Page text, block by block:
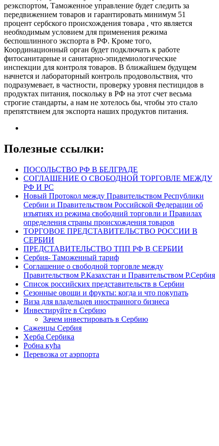
реэкспортом, Таможенное управление будет следить за
передвижением товаров и гарантировать минимум 51
процент сербского происхождения товара , что является
необходимым условием для применения режима
беспошлинного экспорта в РФ. Кроме того,
Координационный орган будет подключать к работе
фитосанитарные и санитарно-эпидемиологические
инспекции для контроля товаров. В ближайшем будущем
начнется и лабораторный контроль продовольствия, что
подразумевает, в частности, проверку уровня пестицидов в
продуктах питания, поскольку в РФ на этот счет весьма
строгие стандарты, а нам не хотелось бы, чтобы это стало
препятствием для экспорта наших продуктов питания.
Полезные ссылки:
ПОСОЛЬСТВО РФ В БЕЛГРАДЕ
СОГЛАШЕНИЕ О СВОБОДНОЙ ТОРГОВЛЕ МЕЖДУ
РФ И РС
Новый Протокол между Правительством Республики
Сербии и Правительством Российской Федерации об
изъятиях из режима свободний торговли и Правилах
определения страны происхождения товаров
ТОРГОВОЕ ПРЕДСТАВИТЕЛЬСТВО РОССИИ В
СЕРБИИ
ПРЕДСТАВИТЕЛЬСТВО ТПП РФ В СЕРБИИ
Сербия- Таможенный тариф
Соглашение о свободной торговле между
Правительством Р.Казахстан и Правительством Р.Сербия
Список российских представительств в Сербии
Сезонные овощи и фрукты: когда и что покупать
Виза для владельцев иностранного бизнеса
Инвестируйте в Сербию
Зачем инвестировать в Сербию
Саженцы Сербия
Херба Сербика
Робна кућа
Перевозка от аэрпорта